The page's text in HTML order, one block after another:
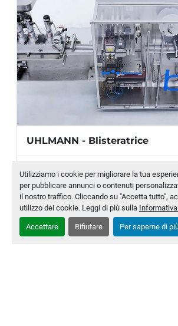
Utilizziamo i cookie per migliorare la tua
per pubblicare annunci o contenuti
il nostro traffico. Cliccando su "Accetta tutto",
utilizzo dei cookie. Leggi di più sulla
Accettare Rifiutare Per saperne di
CARATTERISTICHE DI
Produzione: 48.000 siringhe/h
Profondità massima di
Velocità meccanica di
formatura/saldatura: 8-50
Velocità meccanica di taglio
Area massima di fustellatura:
film 248 mm; Indice film: 310
CONSUMO ENERGETICO
UHLMANN - Blisteratrice
Modello
Numero di magazzino